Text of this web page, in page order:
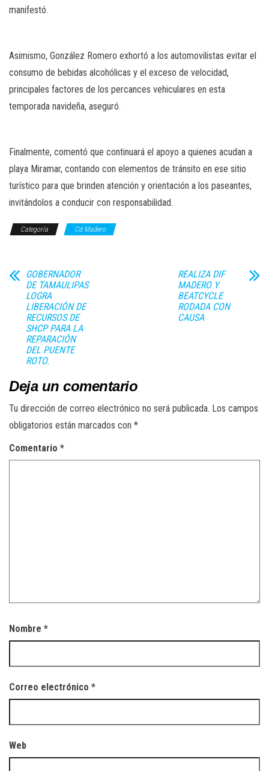
manifestó.
Asimismo, González Romero exhortó a los automovilistas evitar el
consumo de bebidas alcohólicas y el exceso de velocidad,
principales factores de los percances vehiculares en esta
temporada navideña, aseguró.
Finalmente, comentó que continuará el apoyo a quienes acudan a
playa Miramar, contando con elementos de tránsito en ese sitio
turístico para que brinden atención y orientación a los paseantes,
invitándolos a conducir con responsabilidad.
Categoría Cd Madero
GOBERNADOR
DE TAMAULIPAS
LOGRA
LIBERACIÓN DE
RECURSOS DE
SHCP PARA LA
REPARACIÓN
DEL PUENTE
ROTO.
REALIZA DIF
MADERO Y
BEATCYCLE
RODADA CON
CAUSA
Deja un comentario
Tu dirección de correo electrónico no será publicada. Los campos
obligatorios están marcados con *
Comentario *
Nombre *
Correo electrónico *
Web